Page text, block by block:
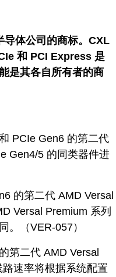
体公司的商标。CXL
和 PCI Express 是
是其各自所有者的商
PCIe Gen6 的第二代
Gen4/5 的同类器件进
的第二代 AMD Versal
Versal Premium 系列
。（VER-057）
第二代 AMD Versal
速率将根据系统配置